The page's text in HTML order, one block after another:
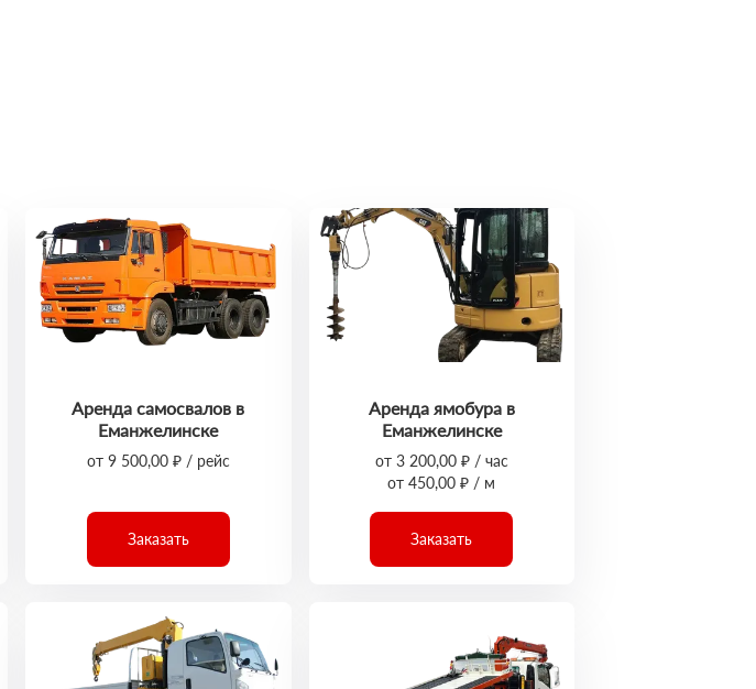
Аренда самосвалов в
Еманжелинске
от 9 500,00 ₽ / рейс
Заказать
Аренда ямобура в
Еманжелинске
от 3 200,00 ₽ / час
от 450,00 ₽ / м
Заказать